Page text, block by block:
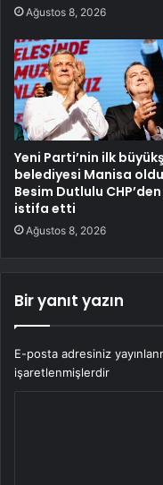
Ağustos 8, 2026
Yeni Parti’nin ilk
belediyesi Manisa
Besim Dutlulu CHP’den
istifa etti
Ağustos 8, 2026
Bir yanıt yazın
E-posta adresiniz
işaretlenmişlerdir